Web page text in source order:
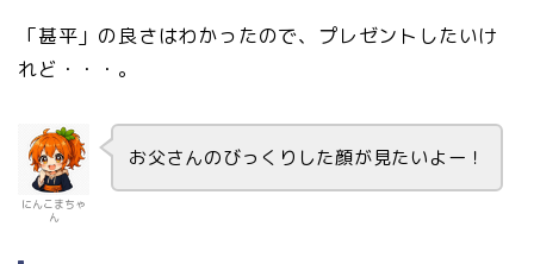
「甚平」の良さはわかったので、プレゼントしたいけ
れど・・・。
にんこまちゃ
ん
お父さんのびっくりした顔が見たいよー！